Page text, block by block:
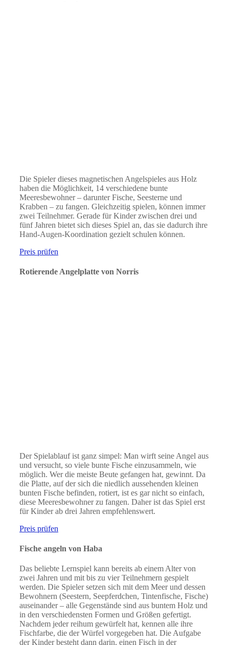
Die Spieler dieses magnetischen Angelspieles aus Holz
haben die Möglichkeit, 14 verschiedene bunte
Meeresbewohner – darunter Fische, Seesterne und
Krabben – zu fangen. Gleichzeitig spielen, können immer
zwei Teilnehmer. Gerade für Kinder zwischen drei und
fünf Jahren bietet sich dieses Spiel an, das sie dadurch ihre
Hand-Augen-Koordination gezielt schulen können.
Preis prüfen
Rotierende Angelplatte von Norris
Der Spielablauf ist ganz simpel: Man wirft seine Angel aus
und versucht, so viele bunte Fische einzusammeln, wie
möglich. Wer die meiste Beute gefangen hat, gewinnt. Da
die Platte, auf der sich die niedlich aussehenden kleinen
bunten Fische befinden, rotiert, ist es gar nicht so einfach,
diese Meeresbewohner zu fangen. Daher ist das Spiel erst
für Kinder ab drei Jahren empfehlenswert.
Preis prüfen
Fische angeln von Haba
Das beliebte Lernspiel kann bereits ab einem Alter von
zwei Jahren und mit bis zu vier Teilnehmern gespielt
werden. Die Spieler setzen sich mit dem Meer und dessen
Bewohnern (Seestern, Seepferdchen, Tintenfische, Fische)
auseinander – alle Gegenstände sind aus buntem Holz und
in den verschiedensten Formen und Größen gefertigt.
Nachdem jeder reihum gewürfelt hat, kennen alle ihre
Fischfarbe, die der Würfel vorgegeben hat. Die Aufgabe
der Kinder besteht dann darin, einen Fisch in der